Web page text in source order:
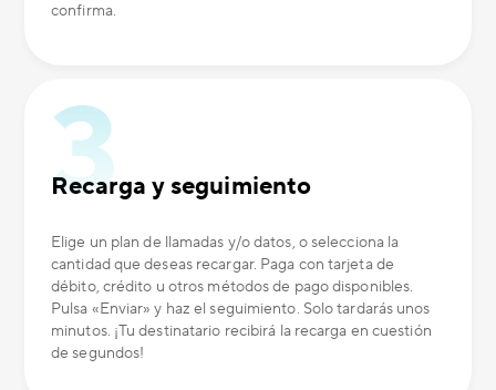
confirma.
Recarga y seguimiento
Elige un plan de llamadas y/o datos, o selecciona la
cantidad que deseas recargar. Paga con tarjeta de
débito, crédito u otros métodos de pago disponibles.
Pulsa «Enviar» y haz el seguimiento. Solo tardarás unos
minutos. ¡Tu destinatario recibirá la recarga en cuestión
de segundos!